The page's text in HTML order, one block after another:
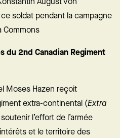
soldat pendant la campagne
Commons
du 2nd Canadian Regiment
Moses Hazen reçoit
extra-continental (Extra
l’effort de l’armée
et le territoire des